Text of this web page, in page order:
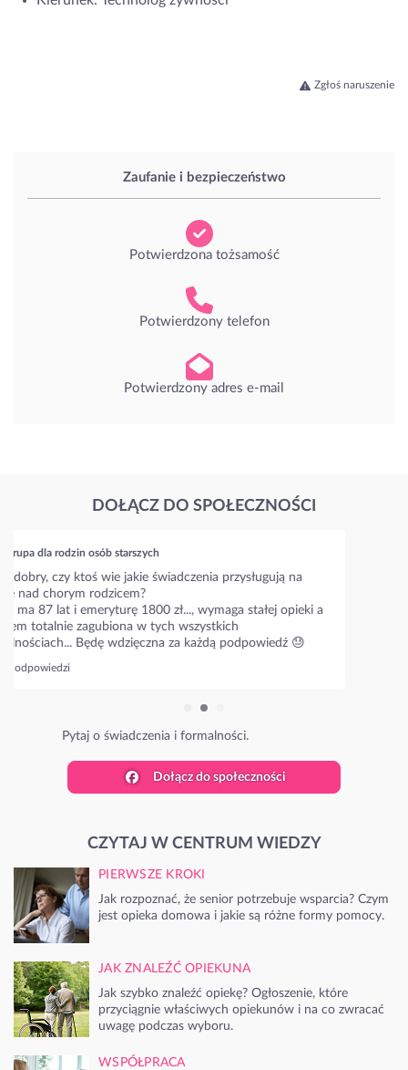
Zaufanie i bezpieczeństwo
Potwierdzona tożsamość
Potwierdzony telefon
Potwierdzony adres e-mail
Zgłoś naruszenie
DOŁĄCZ DO SPOŁECZNOŚCI
Grupa dla rodzin osób starszych
Mój tata ma Alzheimera, pomagałam mu przez pół roku, ale
jest coraz gorzej i juz sama nie dam dłużej rady. Muszę kogoś
zatrudnić. Ale jak to zrobić?
Jak wygląda kwestia umowy i ile kosztuje taka calodobowa
opiekunka?
51 odpowiedzi
Poznaj stawki w Twojej okolicy.
Dołącz do społeczności
CZYTAJ W CENTRUM WIEDZY
PIERWSZE KROKI
Jak rozpoznać, że senior potrzebuje wsparcia? Czym
jest opieka domowa i jakie są różne formy pomocy.
JAK ZNALEŹĆ OPIEKUNA
Jak szybko znaleźć opiekę? Ogłoszenie, które
przyciągnie właściwych opiekunów i na co zwracać
uwagę podczas wyboru.
WSPÓŁPRACA